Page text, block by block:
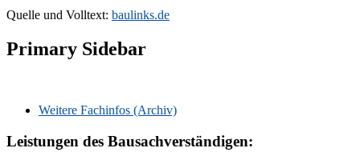
Quelle und Volltext: baulinks.de
Primary Sidebar
Weitere Fachinfos (Archiv)
Leistungen des Bausachverständigen: